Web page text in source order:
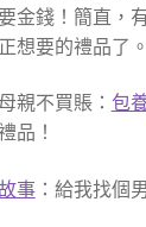
金錢！簡直，
想要的禮品了。
不買賬： 包
品！
事：給我找個